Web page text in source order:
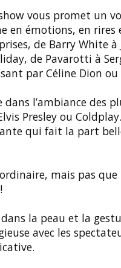
vous promet un
en émotions, en rires
de Barry White à
de Pavarotti à
par Céline Dion ou
l’ambiance des
Presley ou
qui fait la part
mais pas
la peau et la
avec les